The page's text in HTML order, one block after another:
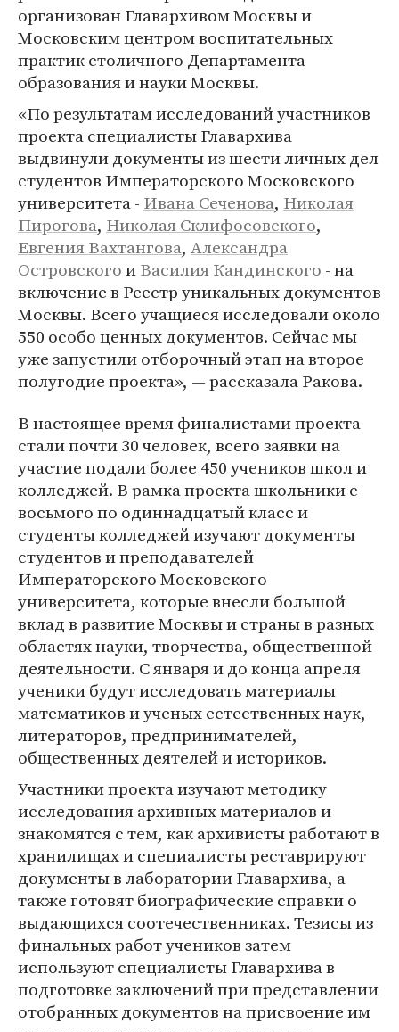
организован Главархивом Москвы и
Московским центром воспитательных
практик столичного Департамента
образования и науки Москвы.
«По результатам исследований участников
проекта специалисты Главархива
выдвинули документы из шести личных дел
студентов Императорского Московского
университета - Ивана Сеченова, Николая
Пирогова, Николая Склифосовского,
Евгения Вахтангова, Александра
ОстровскогоиВасилия Кандинского - на
включение в Реестр уникальных документов
Москвы. Всего учащиеся исследовали около
550 особо ценных документов. Сейчас мы
уже запустили отборочный этап на второе
полугодие проекта», — рассказала Ракова.
В настоящее время финалистами проекта
стали почти 30 человек, всего заявки на
участие подали более 450 учеников школ и
колледжей. В рамка проекта школьники с
восьмого по одиннадцатый класс и
студенты колледжей изучают документы
студентов и преподавателей
Императорского Московского
университета, которые внесли большой
вклад в развитие Москвы и страны в разных
областях науки, творчества, общественной
деятельности. С января и до конца апреля
ученики будут исследовать материалы
математиков и ученых естественных наук,
литераторов, предпринимателей,
общественных деятелей и историков.
Участники проекта изучают методику
исследования архивных материалов и
знакомятся с тем, как архивисты работают в
хранилищах и специалисты реставрируют
документы в лаборатории Главархива, а
также готовят биографические справки о
выдающихся соотечественниках. Тезисы из
финальных работ учеников затем
используют специалисты Главархива в
подготовке заключений при представлении
отобранных документов на присвоение им